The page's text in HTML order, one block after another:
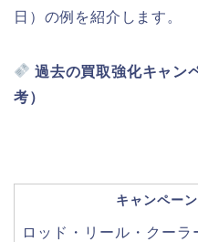
日）の例を紹介します。
過去の買取強化キャン
考）
キャンペー
ロッド・リール・クーラ